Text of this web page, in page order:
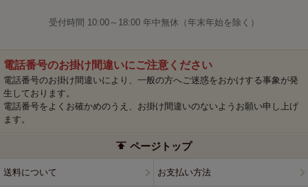
受付時間 10:00～18:00 年中無休（年末年始を除く）
電話番号のお掛け間違いにご注意ください
電話番号のお掛け間違いにより、一般の方へご迷惑をおかけする事象が発
生しております。
電話番号をよくお確かめのうえ、お掛け間違いのないようお願い申し上げ
ます。
ページトップ
送料について お支払い方法